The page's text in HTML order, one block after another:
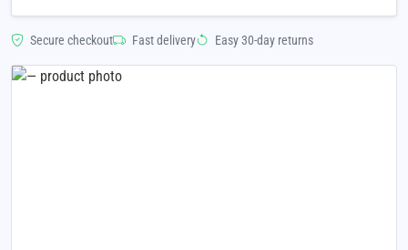
Secure checkout Fast delivery Easy 30-day returns